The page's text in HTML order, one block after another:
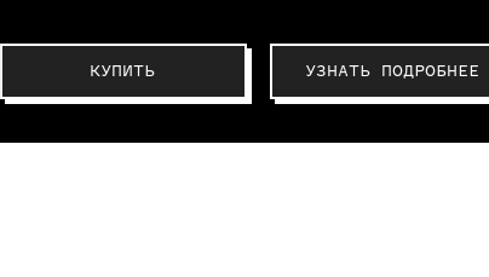
КУПИТЬ УЗНАТЬ ПОДРОБНЕЕ